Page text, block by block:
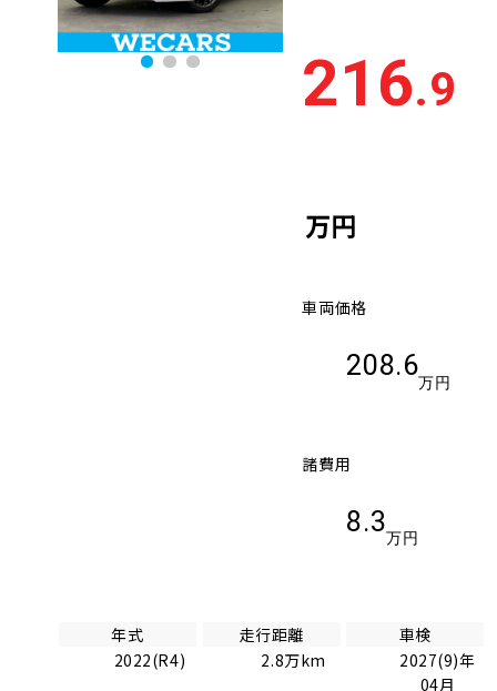
216.9
万円
車両価格
208.6
万円
諸費用
8.3
万円
年式
2022(R4)
走行距離
2.8万km
車検
2027(9)年
04月